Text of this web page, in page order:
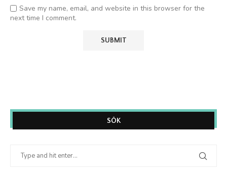
Save my name, email, and website in this browser for the
next time I comment.
SÖK